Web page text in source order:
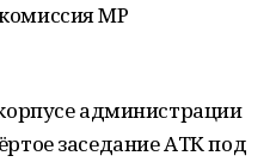
МР
администрации
заседание АТК под